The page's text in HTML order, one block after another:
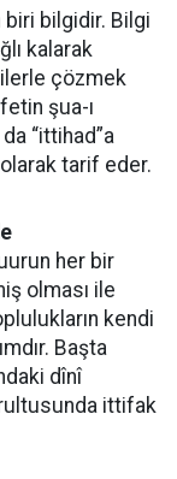
biri bilgidir. Bilgi
kalarak
çözmek
şua-ı
“ittihad”a
tarif eder.
her bir
olması ile
kendi
Başta
dînî
ittifak